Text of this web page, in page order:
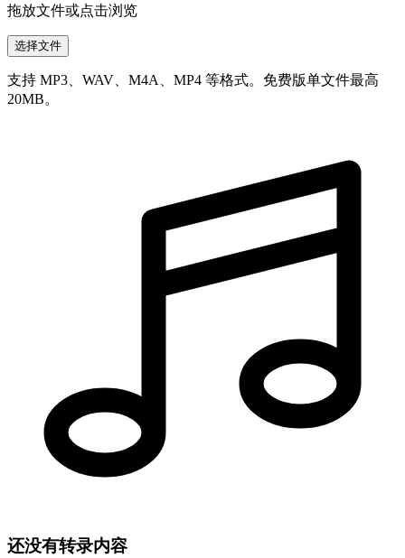
拖放文件或点击浏览
选择文件
支持 MP3、WAV、M4A、MP4 等格式。免费版单文件最高
20MB。
还没有转录内容